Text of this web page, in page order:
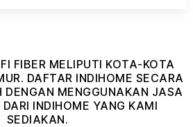
FIBER MELIPUTI KOTA-KOTA
DAFTAR INDIHOME SECARA
DENGAN MENGGUNAKAN JASA
INDIHOME YANG KAMI
SEDIAKAN.